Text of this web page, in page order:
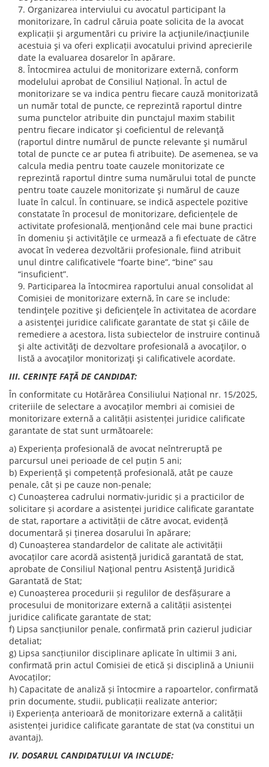
Organizarea interviului cu avocatul participant la
monitorizare, în cadrul căruia poate solicita de la avocat
explicații şi argumentări cu privire la acţiunile/inacţiunile
acestuia şi va oferi explicații avocatului privind aprecierile
date la evaluarea dosarelor în apărare.
Întocmirea actului de monitorizare externă, conform
modelului aprobat de Consiliul Național. În actul de
monitorizare se va indica pentru fiecare cauză monitorizată
un număr total de puncte, ce reprezintă raportul dintre
suma punctelor atribuite din punctajul maxim stabilit
pentru fiecare indicator şi coeficientul de relevanţă
(raportul dintre numărul de puncte relevante şi numărul
total de puncte ce ar putea fi atribuite). De asemenea, se va
calcula media pentru toate cauzele monitorizate ce
reprezintă raportul dintre suma numărului total de puncte
pentru toate cauzele monitorizate şi numărul de cauze
luate în calcul. În continuare, se indică aspectele pozitive
constatate în procesul de monitorizare, deficiențele de
activitate profesională, menţionând cele mai bune practici
în domeniu şi activităţile ce urmează a fi efectuate de către
avocat în vederea dezvoltării profesionale, fiind atribuit
unul dintre calificativele “foarte bine”, “bine” sau
“insuficient”.
Participarea la întocmirea raportului anual consolidat al
Comisiei de monitorizare externă, în care se include:
tendinţele pozitive şi deficienţele în activitatea de acordare
a asistenţei juridice calificate garantate de stat şi căile de
remediere a acestora, lista subiectelor de instruire continuă
şi alte activităţi de dezvoltare profesională a avocaţilor, o
listă a avocaţilor monitorizaţi şi calificativele acordate.
III. CERINŢE FAŢĂ DE CANDIDAT:
În conformitate cu Hotărârea Consiliului Național nr. 15/2025,
criteriile de selectare a avocaților membri ai comisiei de
monitorizare externă a calității asistenței juridice calificate
garantate de stat sunt următoarele:
a) Experiența profesională de avocat neîntreruptă pe
parcursul unei perioade de cel puțin 5 ani;
b) Experiență şi competență profesională, atât pe cauze
penale, cât și pe cauze non-penale;
c) Cunoașterea cadrului normativ-juridic și a practicilor de
solicitare și acordare a asistenței juridice calificate garantate
de stat, raportare a activității de către avocat, evidență
documentară și ținerea dosarului în apărare;
d) Cunoașterea standardelor de calitate ale activității
avocaților care acordă asistență juridică garantată de stat,
aprobate de Consiliul Naţional pentru Asistenţă Juridică
Garantată de Stat;
e) Cunoașterea procedurii și regulilor de desfășurare a
procesului de monitorizare externă a calității asistenței
juridice calificate garantate de stat;
f) Lipsa sancțiunilor penale, confirmată prin cazierul judiciar
detaliat;
g) Lipsa sancțiunilor disciplinare aplicate în ultimii 3 ani,
confirmată prin actul Comisiei de etică și disciplină a Uniunii
Avocaților;
h) Capacitate de analiză și întocmire a rapoartelor, confirmată
prin documente, studii, publicații realizate anterior;
i) Experiența anterioară de monitorizare externă a calității
asistenței juridice calificate garantate de stat (va constitui un
avantaj).
IV. DOSARUL CANDIDATULUI VA INCLUDE: